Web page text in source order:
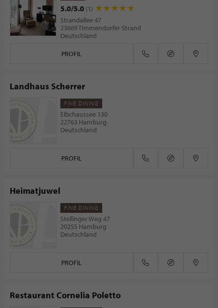
5.0/5.0 (1)
Strandallee 47
23669 Timmendorfer Strand
Deutschland
PROFIL
Landhaus Scherrer
FINE DINING
Elbchaussee 130
22763 Hamburg
Deutschland
PROFIL
Heimatjuwel
FINE DINING
Stellinger Weg 47
20255 Hamburg
Deutschland
PROFIL
Restaurant Cornelia Poletto